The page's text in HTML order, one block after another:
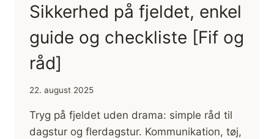
Sikkerhed på fjeldet, enkel
guide og checkliste [Fif og
råd]
22. august 2025
Tryg på fjeldet uden drama: simple råd til
dagstur og flerdagstur. Kommunikation, tøj,